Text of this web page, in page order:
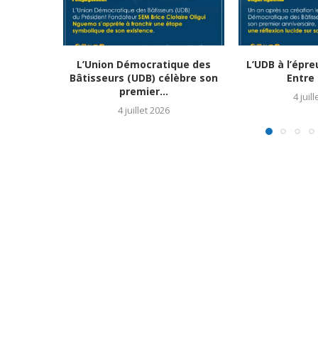
L’Union Démocratique des
Bâtisseurs (UDB) célèbre son
premier...
4 juillet 2026
L’UDB à
Entre
4